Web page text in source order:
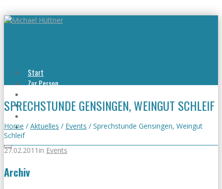
Start
Zur Person
Viel erreicht
Kontakt
SPRECHSTUNDE GENSINGEN, WEINGUT SCHLEIF
Home / Aktuelles / Events / Sprechstunde Gensingen, Weingut
Schleif
27.02.2011 in Events
Archiv